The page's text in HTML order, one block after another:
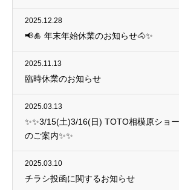
2025.12.28
📢🎍 年末年始休業のお知らせ🐴✨
2025.11.13
臨時休業のお知らせ
2025.03.13
✨✨3/15(土)3/16(日) TOTO相模原ショ
のご案内✨✨
2025.03.10
チラシ投函に関するお知らせ